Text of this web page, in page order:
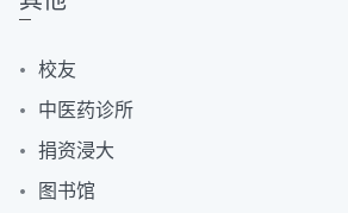
校友
中医药诊所
捐资浸大
图书馆